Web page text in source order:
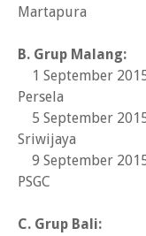
Martapura
B. Grup Malang:
1 September
Persela
5 September
Sriwijaya
9 September
PSGC
C. Grup Bali: